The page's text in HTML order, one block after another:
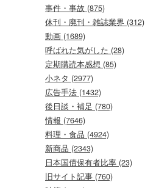
事件・事故 (875)
休刊・廃刊・雑誌業界 (312)
動画 (1689)
呼ばれた気がした (28)
定期購読本感想 (85)
小ネタ (2977)
広告手法 (1432)
後日談・補足 (780)
情報 (7646)
料理・食品 (4924)
新商品 (2343)
日本国債保有者比率 (23)
旧サイト記事 (760)